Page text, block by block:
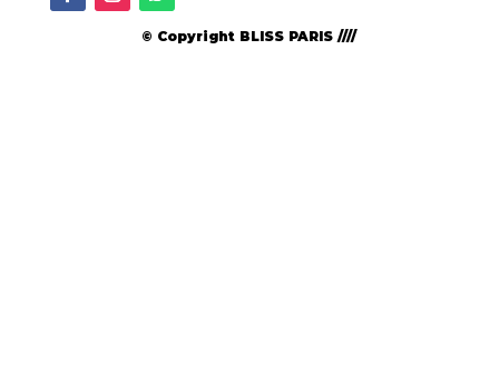
© Copyright BLISS PARIS ////